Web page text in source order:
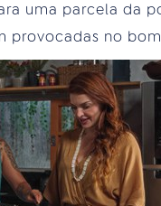
uma parcela da
provocadas no